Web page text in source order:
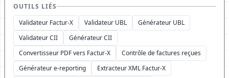
OUTILS LIÉS
Validateur Factur-X
Validateur UBL
Générateur UBL
Validateur CII
Générateur CII
Convertisseur PDF vers Factur-X
Contrôle de factures reçues
Générateur e-reporting
Extracteur XML Factur-X